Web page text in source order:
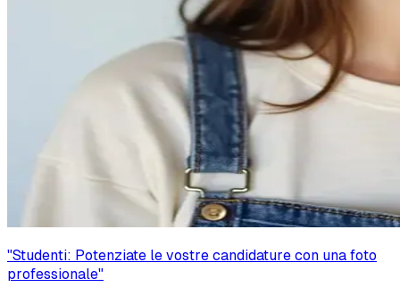
"Studenti: Potenziate le vostre candidature con una foto
professionale"